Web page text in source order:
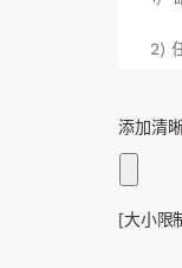
添加清
[大小限